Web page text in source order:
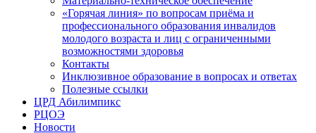
«Горячая линия» по вопросам приёма и
профессионального образования инвалидов
молодого возраста и лиц с ограниченными
возможностями здоровья
Контакты
Инклюзивное образование в вопросах и ответах
Полезные ссылки
ЦРД Абилимпикс
РЦОЭ
Новости